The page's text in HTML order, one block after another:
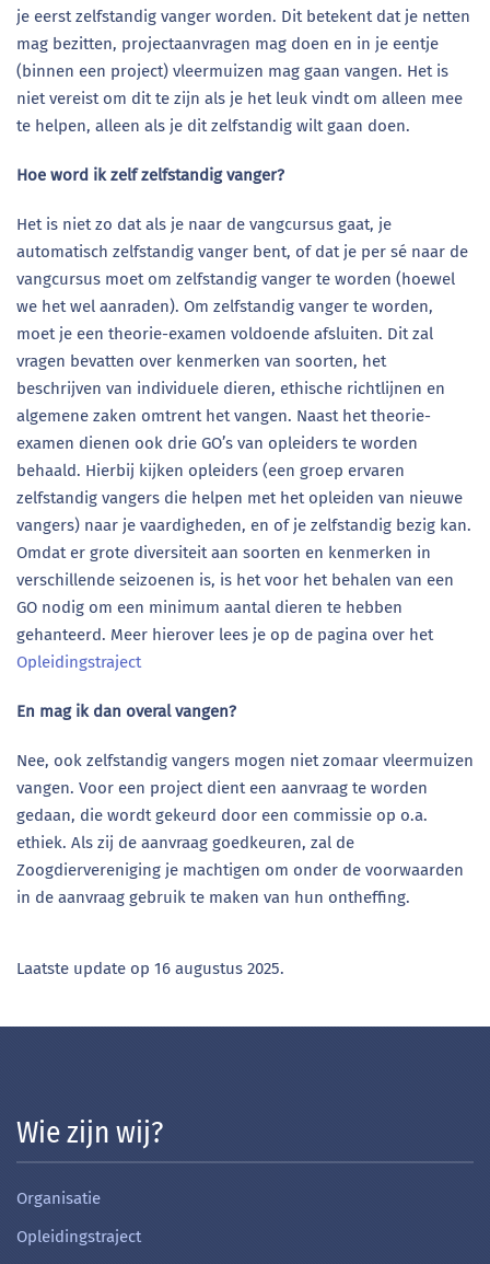
je eerst zelfstandig vanger worden. Dit betekent dat je netten
mag bezitten, projectaanvragen mag doen en in je eentje
(binnen een project) vleermuizen mag gaan vangen. Het is
niet vereist om dit te zijn als je het leuk vindt om alleen mee
te helpen, alleen als je dit zelfstandig wilt gaan doen.
Hoe word ik zelf zelfstandig vanger?
Het is niet zo dat als je naar de vangcursus gaat, je
automatisch zelfstandig vanger bent, of dat je per sé naar de
vangcursus moet om zelfstandig vanger te worden (hoewel
we het wel aanraden). Om zelfstandig vanger te worden,
moet je een theorie-examen voldoende afsluiten. Dit zal
vragen bevatten over kenmerken van soorten, het
beschrijven van individuele dieren, ethische richtlijnen en
algemene zaken omtrent het vangen. Naast het theorie-
examen dienen ook drie GO’s van opleiders te worden
behaald. Hierbij kijken opleiders (een groep ervaren
zelfstandig vangers die helpen met het opleiden van nieuwe
vangers) naar je vaardigheden, en of je zelfstandig bezig kan.
Omdat er grote diversiteit aan soorten en kenmerken in
verschillende seizoenen is, is het voor het behalen van een
GO nodig om een minimum aantal dieren te hebben
gehanteerd. Meer hierover lees je op de pagina over het
Opleidingstraject
En mag ik dan overal vangen?
Nee, ook zelfstandig vangers mogen niet zomaar vleermuizen
vangen. Voor een project dient een aanvraag te worden
gedaan, die wordt gekeurd door een commissie op o.a.
ethiek. Als zij de aanvraag goedkeuren, zal de
Zoogdiervereniging je machtigen om onder de voorwaarden
in de aanvraag gebruik te maken van hun ontheffing.
Laatste update op 16 augustus 2025.
Wie zijn wij?
Organisatie
Opleidingstraject